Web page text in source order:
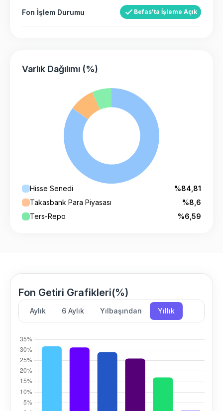
Fon İşlem Durumu Befas'ta İşleme Açık
Varlık Dağılımı (%)
Hisse Senedi
%84,81
Takasbank Para Piyasası
%8,6
Ters-Repo
%6,59
Fon Getiri Grafikleri(%)
Aylık 6 Aylık Yılbaşından Yıllık